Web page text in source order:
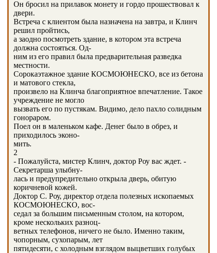
Он бросил на прилавок монету и гордо прошествовал к
двери.
Встреча с клиентом была назначена на завтра, и Клинч
решил пройтись,
а заодно посмотреть здание, в котором эта встреча
должна состояться. Од-
ним из его правил была предварительная разведка
местности.
Сорокаэтажное здание КОСМОЮНЕСКО, все из бетона
и матового стекла,
произвело на Клинча благоприятное впечатление. Такое
учреждение не могло
вызвать его по пустякам. Видимо, дело пахло солидным
гонораром.
Поел он в маленьком кафе. Денег было в обрез, и
приходилось эконо-
мить.
2
- Пожалуйста, мистер Клинч, доктор Роу вас ждет. -
Секретарша улыбну-
лась и предупредительно открыла дверь, обитую
коричневой кожей.
Доктор С. Роу, директор отдела полезных ископаемых
КОСМОЮНЕСКО, вос-
седал за большим письменным столом, на котором,
кроме нескольких разноц-
ветных телефонов, ничего не было. Именно таким,
чопорным, сухопарым, лет
пятидесяти, с холодным взглядом выцветших голубых